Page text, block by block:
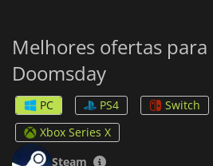
Melhores ofertas para
Doomsday
PC PS4 Switch
Xbox Series X
Steam